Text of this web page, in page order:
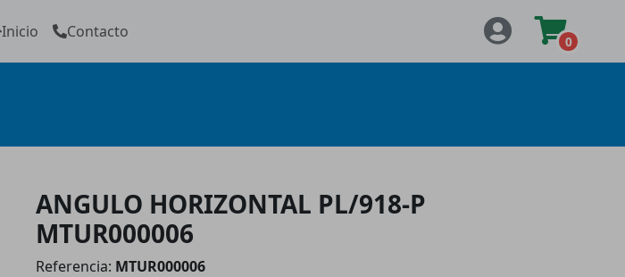
Inicio Contacto
0
ANGULO HORIZONTAL PL/918-P
MTUR000006
Referencia: MTUR000006